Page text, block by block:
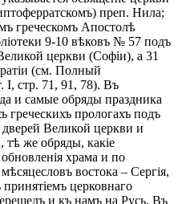
преп. Нила;
греческомъ Апостолѣ
9-10 вѣковъ № 57 подъ
церкви (Софіи), а 31
(см. Полный
I, стр. 71, 91, 78). Въ
и самые обряды праздника
греческихъ прологахъ подъ
дверей Великой церкви и
тѣ же обряды, какіе
храма и по
востока – Сергія,
церковнаго
и къ намъ на Русь. Въ